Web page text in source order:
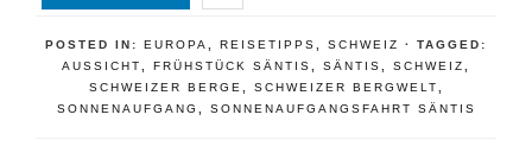
POSTED IN: EUROPA, REISETIPPS, SCHWEIZ
· TAGGED:
AUSSICHT, FRÜHSTÜCK SÄNTIS, SÄNTIS, SCHWEIZ,
SCHWEIZER BERGE, SCHWEIZER BERGWELT,
SONNENAUFGANG , SONNENAUFGANGSFAHRT SÄNTIS